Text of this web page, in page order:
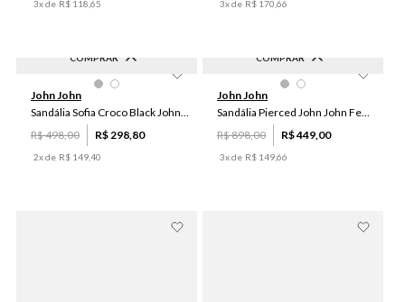
3x de R$ 118 65 3x de R$ 170 66
COMPRAR
36
39
40
John John
Sandália Sofia Croco Black John John Feminina
R$498,00 R$298,80
2x de R$ 14940
COMPRAR
35
36
37
John John
Sandália Pierced John John Feminina
R$898,00 R$449,00
3x de R$ 14966